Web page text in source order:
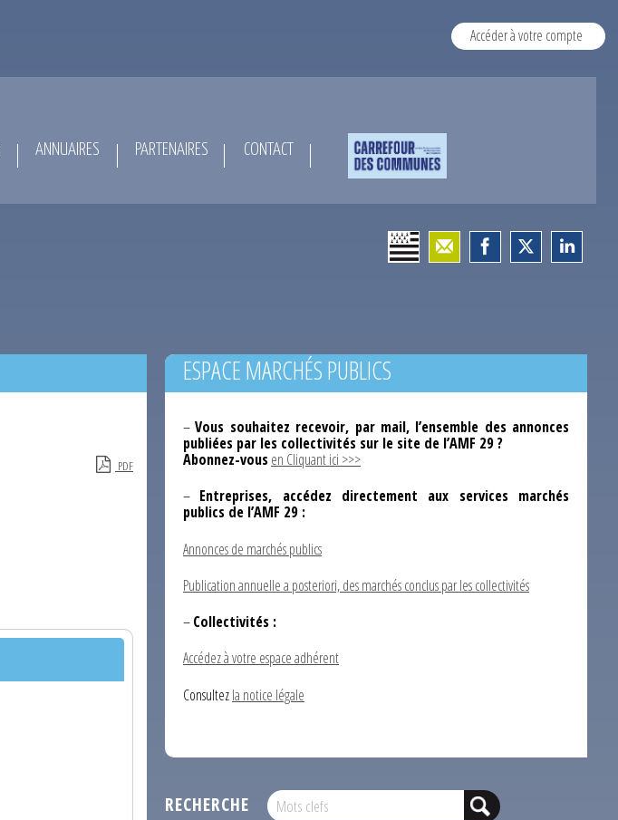
Accéder à votre compte
ANNUAIRES PARTENAIRES CONTACT
PDF
ESPACE MARCHÉS PUBLICS
–Vous souhaitez recevoir, par mail, l’ensemble des annonces
publiées par les collectivités sur le site de l’AMF 29 ?
Abonnez-vousen Cliquant ici >>>
– Entreprises, accédez directement aux services marchés
publics de l’AMF 29 :
Annonces de marchés publics
Publication annuelle a posteriori, des marchés conclus par les collectivités
–Collectivités :
Accédez à votre espace adhérent
Consultezla notice légale
RECHERCHE